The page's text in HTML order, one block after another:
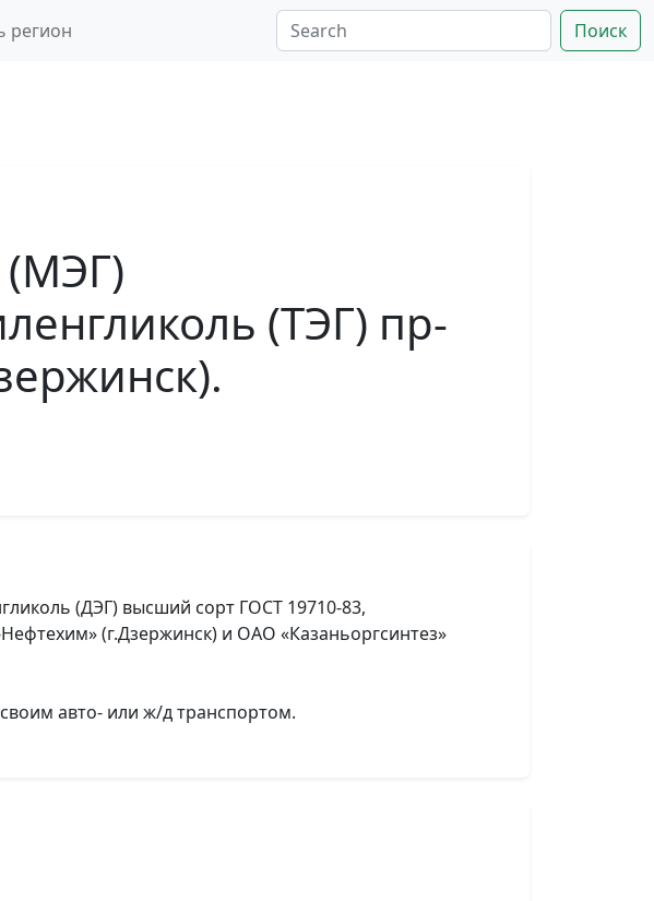
регион Поиск
(МЭГ)
(ТЭГ) пр-
(ДЭГ) высший сорт ГОСТ 19710-83,
(г.Дзержинск) и ОАО «Казаньоргсинтез»
авто- или ж/д транспортом.